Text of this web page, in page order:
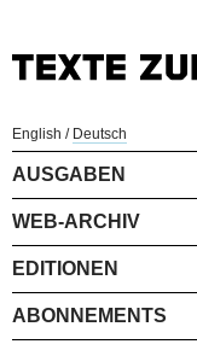
English / Deutsch
AUSGABEN
WEB-ARCHIV
EDITIONEN
ABONNEMENTS